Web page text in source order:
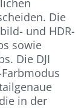
Die
und HDR-
sowie
Die DJI
in der